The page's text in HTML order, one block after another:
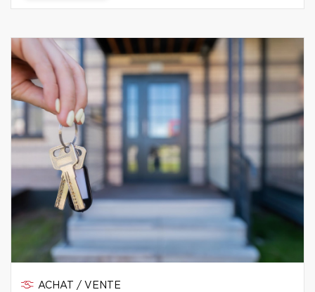
ACHAT / VENTE